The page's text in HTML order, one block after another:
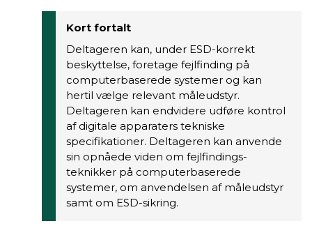
Kort fortalt
Deltageren kan, under ESD-korrekt
beskyttelse, foretage fejlfinding på
computerbaserede systemer og kan
hertil vælge relevant måleudstyr.
Deltageren kan endvidere udføre kontrol
af digitale apparaters tekniske
specifikationer. Deltageren kan anvende
sin opnåede viden om fejlfindings-
teknikker på computerbaserede
systemer, om anvendelsen af måleudstyr
samt om ESD-sikring.